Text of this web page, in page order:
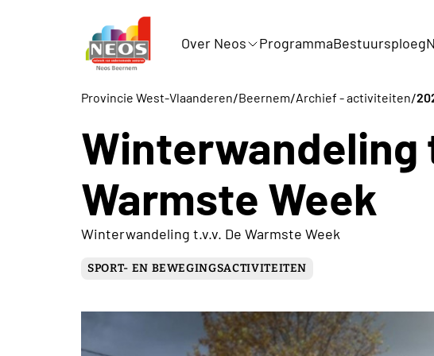
Over Neos ProgrammaBestuursploeg
Provincie West-Vlaanderen/Beernem/Archief - activiteiten/
Winterwandeling
Warmste Week
Winterwandeling t.v.v. De Warmste Week
SPORT- EN BEWEGINGSACTIVITEITEN